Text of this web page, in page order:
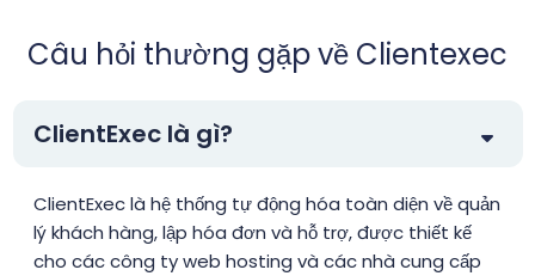
Câu hỏi thường gặp về Clientexec
ClientExec là gì?
ClientExec là hệ thống tự động hóa toàn diện về quản
lý khách hàng, lập hóa đơn và hỗ trợ, được thiết kế
cho các công ty web hosting và các nhà cung cấp